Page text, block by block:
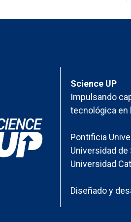
Science UP
Impulsando
tecnológica en
Pontificia
Universidad de
Universidad
Diseñado y